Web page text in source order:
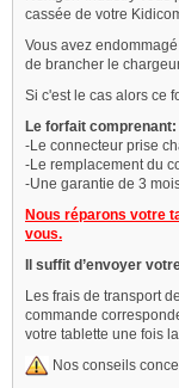
cassée de votre
Vous avez
de brancher le
Si c'est le cas alors ce
Le forfait comprenant:
-Le connecteur prise
-Le remplacement du
-Une garantie de 3
Nous réparons votre
vous.
Il suffit d’envoyer
Les frais de transport
commande
votre tablette une fois
Nos conseils